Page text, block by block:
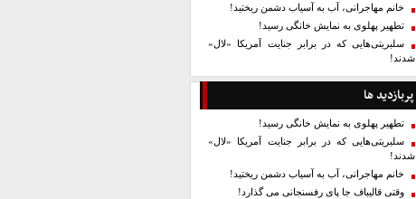
خانم مهاجرانی، آب به آسیاب دشمن ریختید!
تطهیر پهلوی به نمایش خانگی رسید!
سلبریتی‌هایی که در برابر جنایت آمریکا «لال»
شدند!
پربازدید ها
تطهیر پهلوی به نمایش خانگی رسید!
سلبریتی‌هایی که در برابر جنایت آمریکا «لال»
شدند!
خانم مهاجرانی، آب به آسیاب دشمن ریختید!
وقتی قالیباف جا پای رفسنجانی می گذارد!